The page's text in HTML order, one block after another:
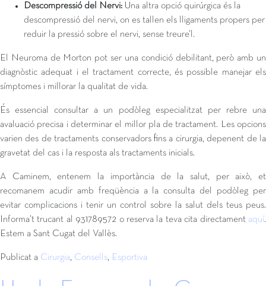
Descompressió del Nervi: Una altra opció quirúrgica és la
descompressió del nervi, on es tallen els lligaments propers per
reduir la pressió sobre el nervi, sense treure’l.
El Neuroma de Morton pot ser una condició debilitant, però amb un
diagnòstic adequat i el tractament correcte, és possible manejar els
símptomes i millorar la qualitat de vida.
És essencial consultar a un podòleg especialitzat per rebre una
avaluació precisa i determinar el millor pla de tractament. Les opcions
varien des de tractaments conservadors fins a cirurgia, depenent de la
gravetat del cas i la resposta als tractaments inicials.
A Caminem, entenem la importància de la salut, per això, et
recomanem acudir amb freqüència a la consulta del podòleg per
evitar complicacions i tenir un control sobre la salut dels teus peus.
Informa’t trucant al 931789572 o reserva la teva cita directament aquí.
Estem a Sant Cugat del Vallès.
Publicat a Cirurgia, Consells, Esportiva